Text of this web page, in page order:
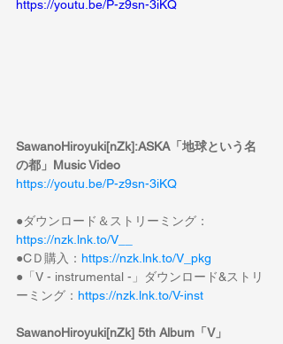
https://youtu.be/P-z9sn-3iKQ
SawanoHiroyuki[nZk]:ASKA「地球という名
の都」Music Video
https://youtu.be/P-z9sn-3iKQ
●ダウンロード＆ストリーミング：
https://nzk.lnk.to/V__
●CＤ購入： https://nzk.lnk.to/V_pkg
●「V - instrumental -」ダウンロード&ストリ
ーミング： https://nzk.lnk.to/V-inst
SawanoHiroyuki[nZk] 5th Album「V」